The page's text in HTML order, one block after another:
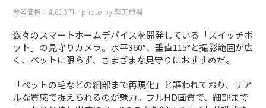
参考価格：4,810円／photo by 楽天市場
数々のスマートホームデバイスを開発している「スイッチボ
ット」の見守りカメラ。水平360°、垂直115°と撮影範囲が広
く、ペットに限らず、さまざまな見守りにおすすめだ。
「ペットの毛などの細部まで再現化」と謳われており、リア
ルな質感で捉えられるのが魅力。フルHD画質で、細部まで